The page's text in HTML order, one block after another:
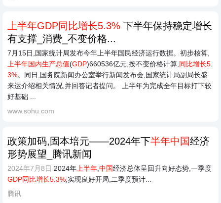
上半年GDP同比增长5.3% 下半年保持稳定增长
有支撑_消费_不变价格...
7月15日,国家统计局发布今年上半年国民经济运行数据。初步核算,
上半年国内生产总值(GDP)660536亿元,按不变价格计算,同比增长5.
3%。同日,国务院新闻办公室举行新闻发布会,国家统计局副局长盛
来运介绍相关情况,并回答记者提问。 上半年为完成全年目标打下较
好基础 ...
www.sohu.com
政策加码,固本培元——2024年下半年中国经济
形势展望_腾讯新闻
2024年7月8日 2024年上半年,中国经济总体呈回升向好态势,一季度
GDP同比增长5.3%,实现良好开局,二季度预计...
腾讯